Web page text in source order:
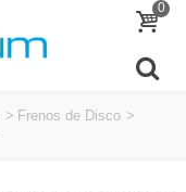
0
> Frenos de Disco >